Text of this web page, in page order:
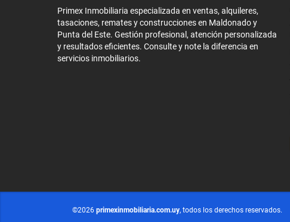
Primex Inmobiliaria especializada en ventas, alquileres,
tasaciones, remates y construcciones en Maldonado y
Punta del Este. Gestión profesional, atención personalizada
y resultados eficientes. Consulte y note la diferencia en
servicios inmobiliarios.
©2026 primexinmobiliaria.com.uy, todos los derechos reservados.